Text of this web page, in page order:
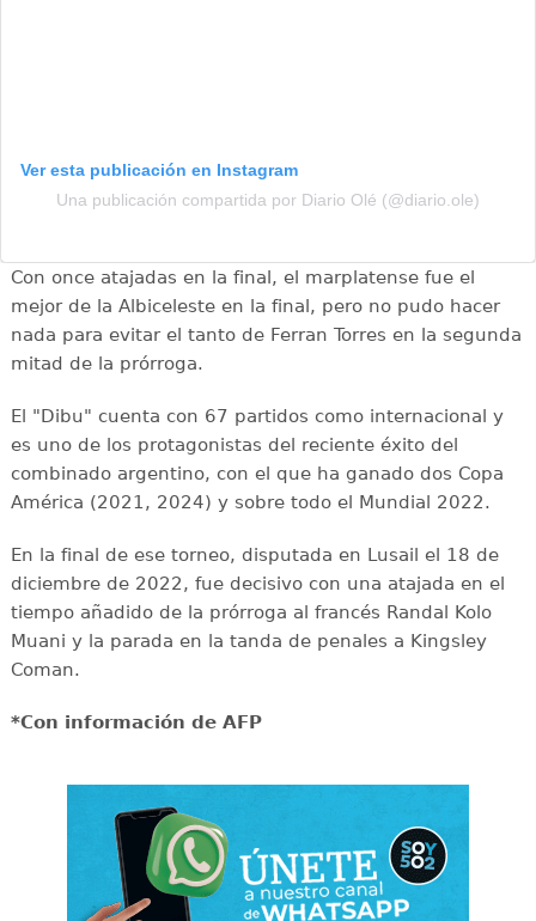
Ver esta publicación en Instagram
Una publicación compartida por Diario Olé (@diario.ole)
Con once atajadas en la final, el marplatense fue el
mejor de la Albiceleste en la final, pero no pudo hacer
nada para evitar el tanto de Ferran Torres en la segunda
mitad de la prórroga.
El "Dibu" cuenta con 67 partidos como internacional y
es uno de los protagonistas del reciente éxito del
combinado argentino, con el que ha ganado dos Copa
América (2021, 2024) y sobre todo el Mundial 2022.
En la final de ese torneo, disputada en Lusail el 18 de
diciembre de 2022, fue decisivo con una atajada en el
tiempo añadido de la prórroga al francés Randal Kolo
Muani y la parada en la tanda de penales a Kingsley
Coman.
*Con información de AFP